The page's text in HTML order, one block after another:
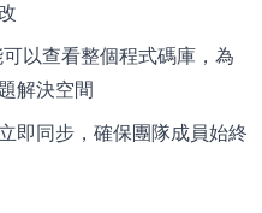
可以查看整個程式碼庫，為
解決空間
即同步，確保團隊成員始終